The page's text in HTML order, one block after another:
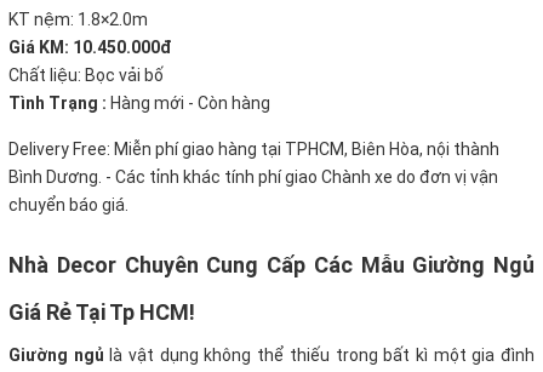
KT nệm: 1.8×2.0m
Giá KM: 10.450.000đ
Chất liệu: Bọc vải bố
Tình Trạng : Hàng mới - Còn hàng
Delivery Free: Miễn phí giao hàng tại TPHCM, Biên Hòa, nội thành
Bình Dương. - Các tỉnh khác tính phí giao Chành xe do đơn vị vận
chuyển báo giá.
Nhà Decor Chuyên Cung Cấp Các Mẫu Giường Ngủ
Giá Rẻ Tại Tp HCM!
Giường ngủ là vật dụng không thể thiếu trong bất kì một gia đình